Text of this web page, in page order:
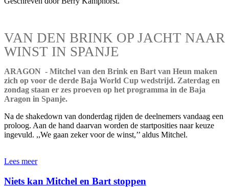
VAN DEN BRINK OP JACHT NAAR
WINST IN SPANJE
ARAGON - Mitchel van den Brink en Bart van Heun maken
zich op voor de derde Baja World Cup wedstrijd. Zaterdag en
zondag staan er zes proeven op het programma in de Baja
Aragon in Spanje.
Na de shakedown van donderdag rijden de deelnemers vandaag een
proloog. Aan de hand daarvan worden de startposities naar keuze
ingevuld. ,,We gaan zeker voor de winst,’’ aldus Mitchel.
Lees meer
Niets kan Mitchel en Bart stoppen